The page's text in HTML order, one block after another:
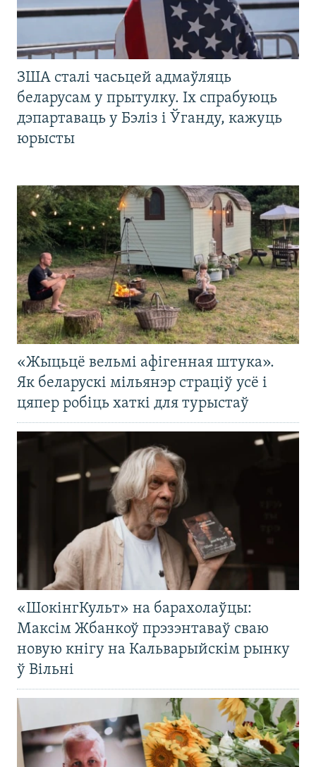
ЗША сталі часьцей адмаўляць
беларусам у прытулку. Іх спрабуюць
дэпартаваць у Бэліз і Ўганду, кажуць
юрысты
«Жыцьцё вельмі афігенная штука».
Як беларускі мільянэр страціў усё і
цяпер робіць хаткі для турыстаў
«ШокінгКульт» на барахолаўцы:
Максім Жбанкоў прэзэнтаваў сваю
новую кнігу на Кальварыйскім рынку
ў Вільні